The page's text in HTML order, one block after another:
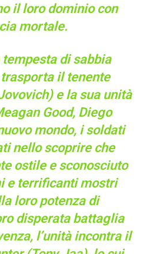
il loro dominio con
mortale.
tempesta di sabbia
il tenente
e la sua unità
Good, Diego
mondo, i soldati
nello scoprire che
ostile e sconosciuto
e terrificanti mostri
loro potenza di
disperata battaglia
l’unità incontra il